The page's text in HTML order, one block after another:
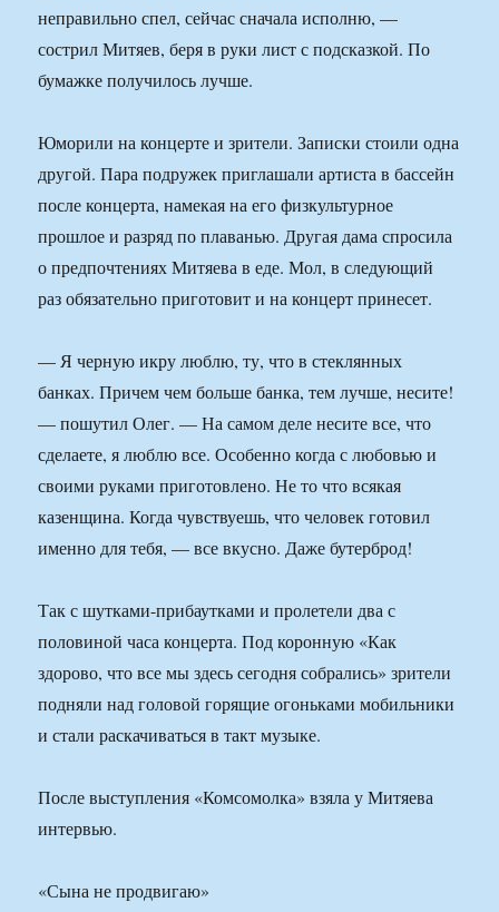
неправильно спел, сейчас сначала исполню, —
сострил Митяев, беря в руки лист с подсказкой. По
бумажке получилось лучше.
Юморили на концерте и зрители. Записки стоили одна
другой. Пара подружек приглашали артиста в бассейн
после концерта, намекая на его физкультурное
прошлое и разряд по плаванью. Другая дама спросила
о предпочтениях Митяева в еде. Мол, в следующий
раз обязательно приготовит и на концерт принесет.
— Я черную икру люблю, ту, что в стеклянных
банках. Причем чем больше банка, тем лучше, несите!
— пошутил Олег. — На самом деле несите все, что
сделаете, я люблю все. Особенно когда с любовью и
своими руками приготовлено. Не то что всякая
казенщина. Когда чувствуешь, что человек готовил
именно для тебя, — все вкусно. Даже бутерброд!
Так с шутками-прибаутками и пролетели два с
половиной часа концерта. Под коронную «Как
здорово, что все мы здесь сегодня собрались» зрители
подняли над головой горящие огоньками мобильники
и стали раскачиваться в такт музыке.
После выступления «Комсомолка» взяла у Митяева
интервью.
«Сына не продвигаю»